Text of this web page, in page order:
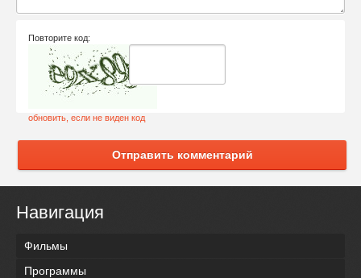
Повторите код:
обновить, если не виден код
Отправить комментарий
Навигация
Фильмы
Программы